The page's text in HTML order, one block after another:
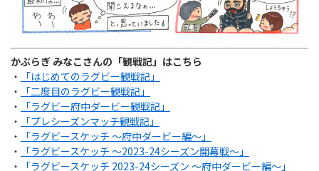
かぶらぎ みなこさんの「観戦記」はこちら
・
「はじめてのラグビー観戦記」
・
「二度目のラグビー観戦記」
・
「ラグビー府中ダービー観戦記」
・
「プレシーズンマッチ観戦記」
・
「ラグビースケッチ ～府中ダービー編～」
・
「ラグビースケッチ ～2023-24シーズン開幕戦～」
・
「ラグビースケッチ 2023-24シーズン ～府中ダービー編～」